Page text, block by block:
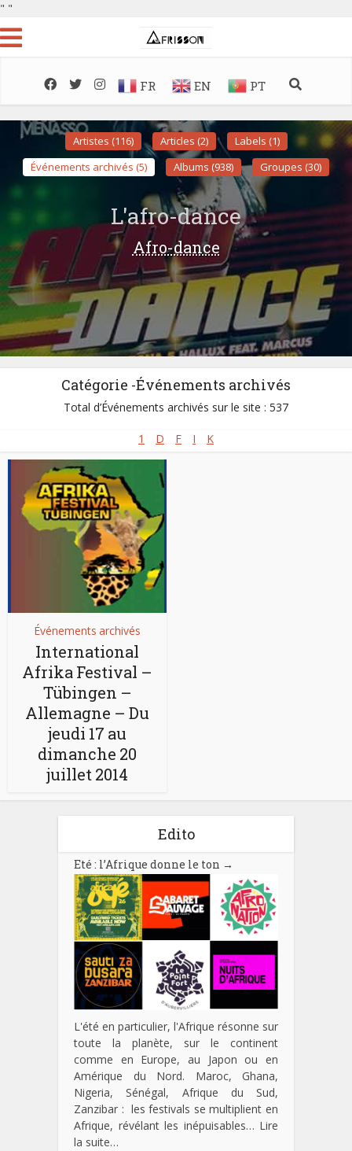
" "
FR EN PT
Artistes (116) Articles (2)
Labels (1)
Événements archivés (5)
Albums (938) Groupes (30)
L'afro-dance
Afro-dance
Catégorie -Événements archivés
Total d’Événements archivés sur le site : 537
1 D F I K
Événements archivés
International
Afrika Festival –
Tübingen –
Allemagne – Du
jeudi 17 au
dimanche 20
juillet 2014
Edito
Eté : l’Afrique donne le ton →
L'été en particulier, l'Afrique résonne sur
toute la planète, sur le continent
comme en Europe, au Japon ou en
Amérique du Nord. Maroc, Ghana,
Nigeria, Sénégal, Afrique du Sud,
Zanzibar : les festivals se multiplient en
Afrique, révélant les inépuisables… Lire
la suite…